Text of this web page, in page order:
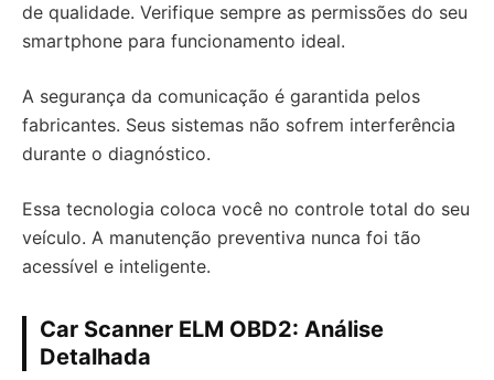
de qualidade. Verifique sempre as permissões do seu
smartphone para funcionamento ideal.
A segurança da comunicação é garantida pelos
fabricantes. Seus sistemas não sofrem interferência
durante o diagnóstico.
Essa tecnologia coloca você no controle total do seu
veículo. A manutenção preventiva nunca foi tão
acessível e inteligente.
Car Scanner ELM OBD2: Análise
Detalhada